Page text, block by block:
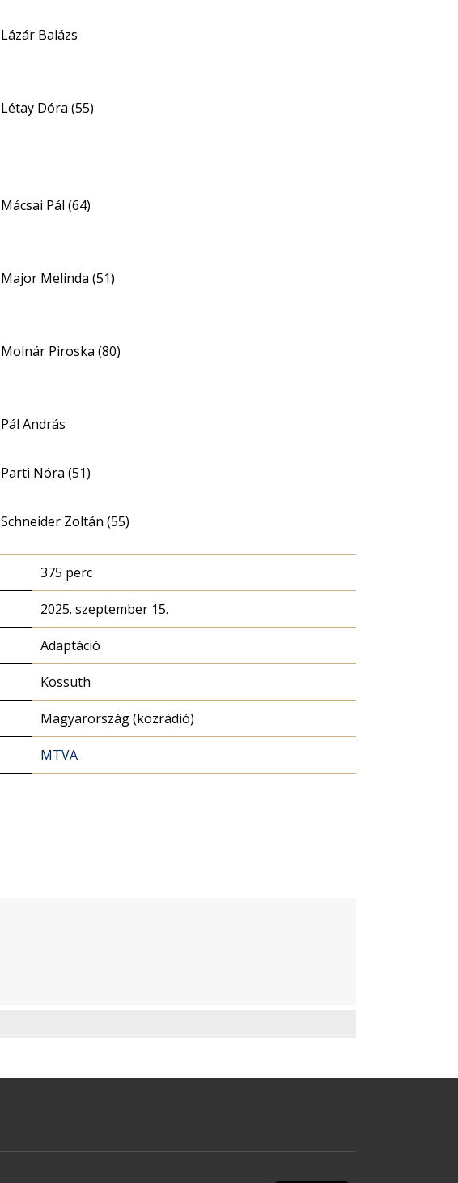
Lázár Balázs
Létay Dóra (55)
Mácsai Pál (64)
Major Melinda (51)
Molnár Piroska (80)
Pál András
Parti Nóra (51)
Schneider Zoltán (55)
375 perc
2025. szeptember 15.
Adaptáció
Kossuth
Magyarország (közrádió)
MTVA